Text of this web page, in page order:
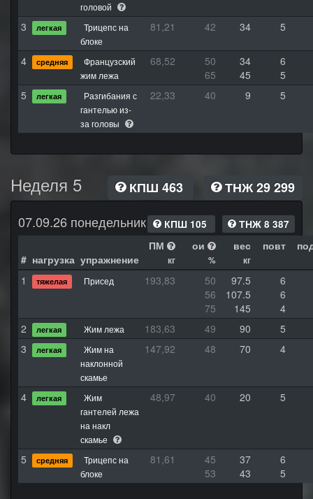
головой
3 легкая
Трицепс на
блоке
81,21 42 34 5
4 средняя
Французский
жим лежа
68,52 50 34
6
65
45
5
5
легкая
Разгибания с
гантелью из-
за головы
22,33 40 9 5
Неделя 5 КПШ 463
ТНЖ 29 299
07.09.26 понедельник
КПШ 105 ТНЖ 8 387
# нагрузка упражнение
ПМ
кг
ои
%
вес
кг
повт
1 тяжелая Присед 193,83 50 97.5
6
56
107.5
6
75
145
4
2
легкая Жим лежа 183,63 49 90
5
3
легкая
Жим на
наклонной
скамье
147,92 48 70 4
4 легкая
Жим
гантелей лежа
на накл
скамье
48,97 40 20 5
5 средняя
Трицепс на
блоке
81,61 45 37
6
53
43 5